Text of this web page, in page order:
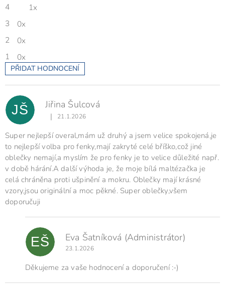
4
1x
3
0x
2
0x
1
0x
PŘIDAT HODNOCENÍ
V
ý
p
i
s
o
d
n
o
c
e
n
í
JŠ Jiřina Šulcová
Hodnocení produktu je 5 z 5 hvězdiček.
| 21.1.2026
Super nejlepší overal,mám už druhý a jsem velice spokojená,je
to nejlepší volba pro fenky,mají zakryté celé bříško,což jiné
oblečky nemají,a myslím že pro fenky je to velice důležité např.
v době hárání.A další výhoda je, že moje bílá maltézačka je
celá chráněna proti ušpinění a mokru. Oblečky mají krásné
vzory,jsou originální a moc pěkné. Super oblečky,všem
doporučuji
EŠ Eva Šatníková (Administrátor)
23.1.2026
Děkujeme za vaše hodnocení a doporučení :-)